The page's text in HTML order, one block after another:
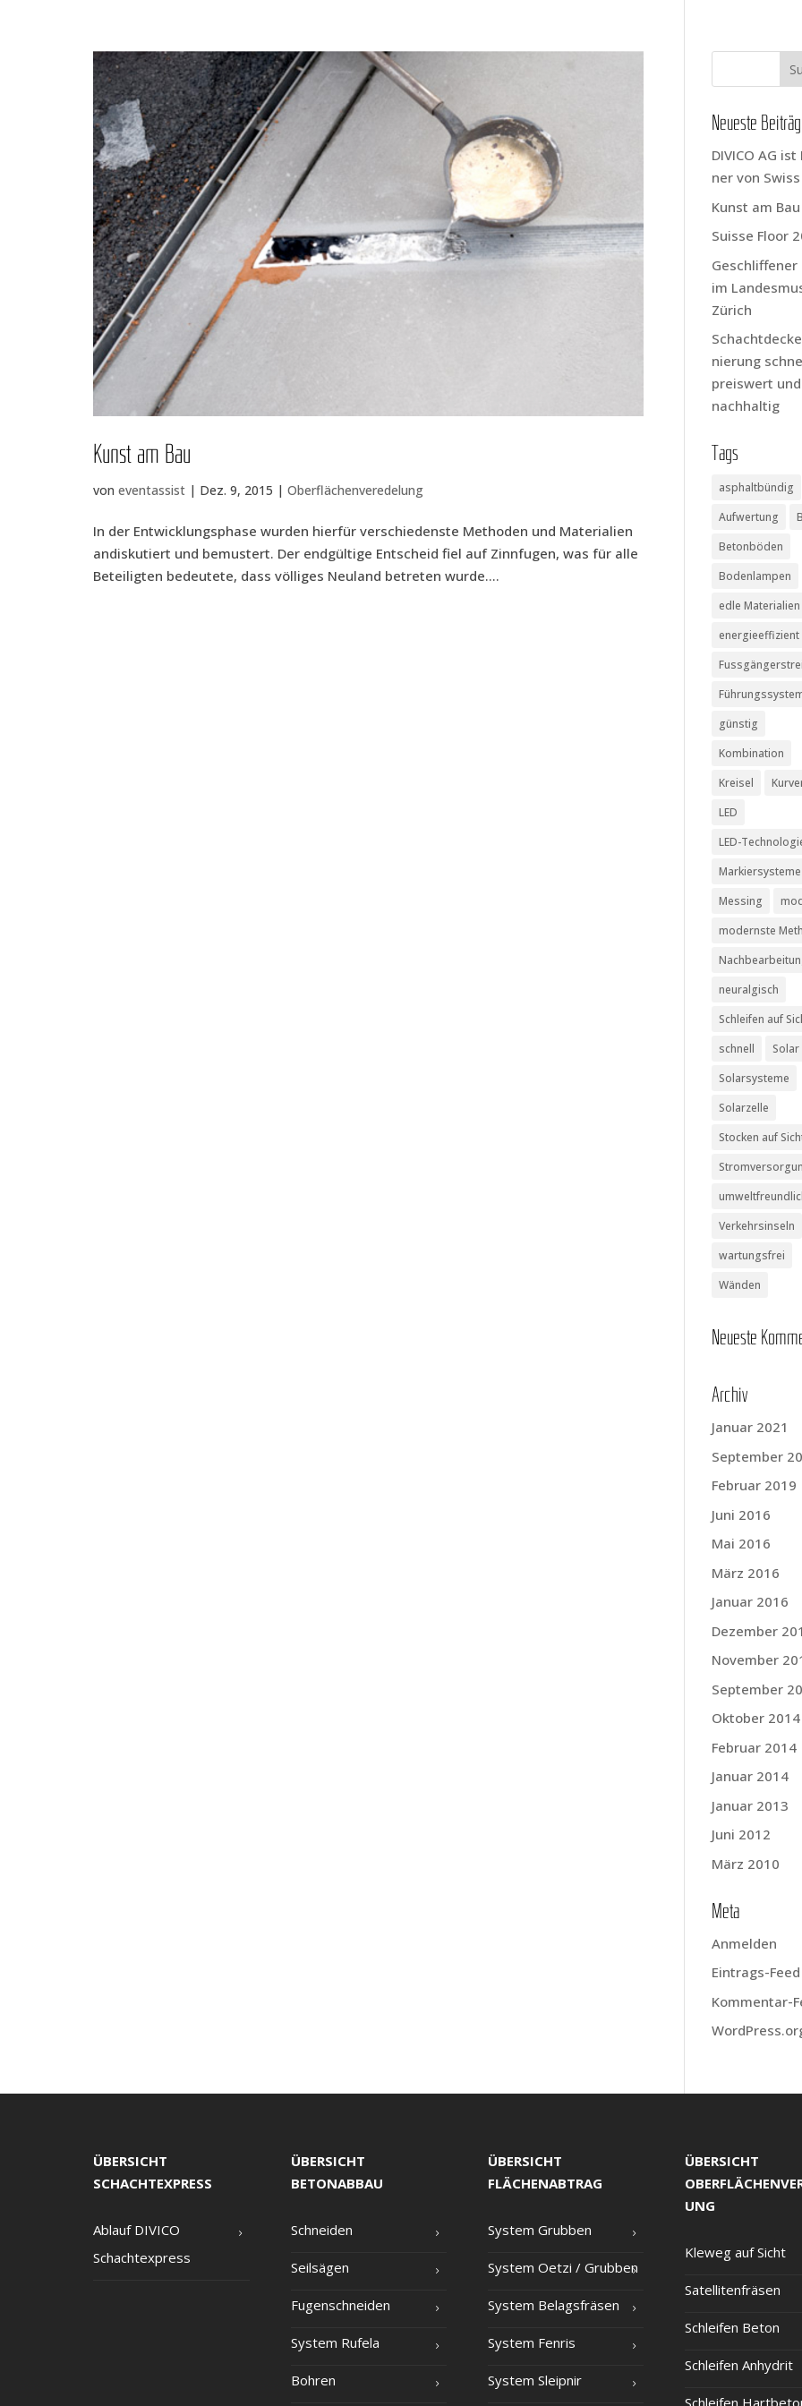
Kunst am Bau
voneventassist | Dez. 9, 2015 |Oberflächenveredelung
In der Ent­wick­lungs­pha­se wur­den hier­für ver­schie­dens­te Metho­den und Mate­ria­li­en
andis­ku­tiert und bemus­tert. Der end­gül­ti­ge Ent­scheid fiel auf Zinn­fu­gen, was für alle
Betei­lig­ten bedeu­te­te, dass völ­li­ges Neu­land betre­ten wurde....
Neu­es­te
DIVICO AG
ner von
Kunst am Bau
Suis­se Flo­or
Geschlif­fe­ner
im
Zürich
nie­rung
preis­wert und
nachhaltig
Tags
asphaltbündig
Aufwertung
Betonböden
Bodenlampen
edle Materialien
energieeffizient
günstig
Kombination
Kreisel
LED
LED-
Markiersysteme
Messing
modernste
neuralgisch
Schleifen auf
schnell
Solar
Solarsysteme
Solarzelle
Stocken auf
Verkehrsinseln
wartungsfrei
Wänden
Neu­es­te
Archiv
Januar 2021
September
Februar 2019
Juni 2016
Mai 2016
März 2016
Januar 2016
Dezember
November
September
Oktober 2014
Februar 2014
Januar 2014
Januar 2013
Juni 2012
März 2010
Meta
Anmelden
Eintrags-Feed
Kommentar-
ÜBERSICHT
SCHACHTEXPRESS
Ablauf DIVICO
Schachtexpress
ÜBERSICHT
BETONABBAU
Schnei­den
Seil­sä­gen
Fugen­schnei­den
Sys­tem Rufela
Boh­ren
ÜBERSICHT
FLÄCHENABTRAG
Sys­tem Grubben
Sys­tem Oet­zi /​ Grub­ben
Sys­tem Belagsfräsen
Sys­tem Fenris
Sys­tem Sleipnir
ÜBERSICHT
UNG
Kle­weg auf Sicht
Satel­li­ten­frä­sen
Schlei­fen Beton
Schlei­fen Anhydrit
Schlei­fen